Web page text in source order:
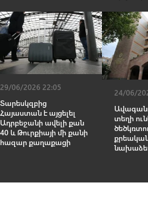
29/06/2026 22:05
Տարեսկզբից
Հայաստան է այցելել
Ադրբեջանի ավելի քան
40 և Թուրքիայի մի քանի
հազար քաղաքացի
24/06/
տեղի